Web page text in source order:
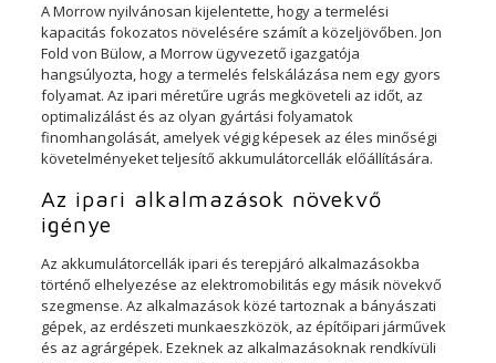
A Morrow nyilvánosan kijelentette, hogy a termelési
kapacitás fokozatos növelésére számít a közeljövőben. Jon
Fold von Bülow, a Morrow ügyvezető igazgatója
hangsúlyozta, hogy a termelés felskálázása nem egy gyors
folyamat. Az ipari méretűre ugrás megköveteli az időt, az
optimalizálást és az olyan gyártási folyamatok
finomhangolását, amelyek végig képesek az éles minőségi
követelményeket teljesítő akkumulátorcellák előállítására.
Az ipari alkalmazások növekvő
igénye
Az akkumulátorcellák ipari és terepjáró alkalmazásokba
történő elhelyezése az elektromobilitás egy másik növekvő
szegmense. Az alkalmazások közé tartoznak a bányászati
gépek, az erdészeti munkaeszközök, az építőipari járművek
és az agrárgépek. Ezeknek az alkalmazásoknak rendkívüli